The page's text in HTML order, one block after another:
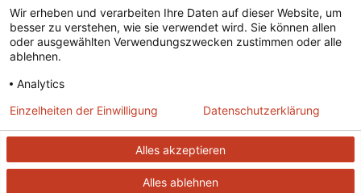
Herausgeber /
Redaktion
Verlag
Print-Abo
Digital-Abo
Abo kündigen
Vertrag widerrufen
Datenschutz
Mediadaten
Wir erheben und verarbeiten Ihre Daten auf dieser Website, um
besser zu verstehen, wie sie verwendet wird. Sie können allen
oder ausgewählten Verwendungszwecken zustimmen oder alle
ablehnen.
Analytics
Alles akzeptieren
Alles ablehnen
Einzelheiten der Einwilligung Datenschutzerklärung